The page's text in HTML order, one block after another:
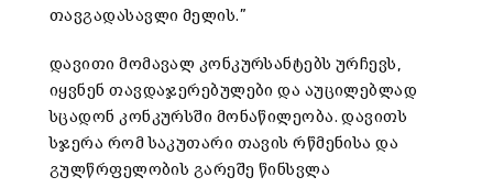
თავგადასავლი მელის.”
დავითი მომავალ კონკურსანტებს ურჩევს,
იყვნენ თავდაჯერებულები და აუცილებლად
სცადონ კონკურსში მონაწილეობა. დავითს
სჯერა რომ საკუთარი თავის რწმენისა და
გულწრფელობის გარეშე წინსვლა